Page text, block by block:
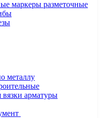
маркеры разметочные
металлу
арматуры